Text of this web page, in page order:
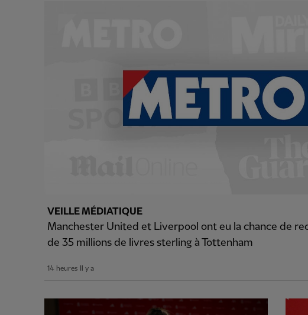
VEILLE MÉDIATIQUE
Manchester United et Liverpool ont eu la chance de
de 35 millions de livres sterling à Tottenham
14 heures Il y a